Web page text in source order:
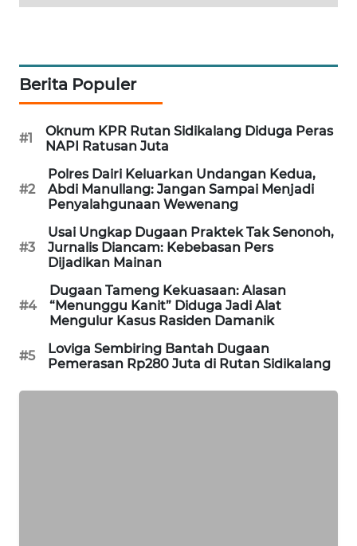
Berita Populer
#1
Oknum KPR Rutan Sidikalang Diduga Peras
NAPI Ratusan Juta
#2
Polres Dairi Keluarkan Undangan Kedua,
Abdi Manullang: Jangan Sampai Menjadi
Penyalahgunaan Wewenang
#3
Usai Ungkap Dugaan Praktek Tak Senonoh,
Jurnalis Diancam: Kebebasan Pers
Dijadikan Mainan
#4
Dugaan Tameng Kekuasaan: Alasan
“Menunggu Kanit” Diduga Jadi Alat
Mengulur Kasus Rasiden Damanik
#5
Loviga Sembiring Bantah Dugaan
Pemerasan Rp280 Juta di Rutan Sidikalang
METRO
NEWS
METRO
JAKARTA
NEWS
KRT
NEWS
KARING
NEWS
JURNAL